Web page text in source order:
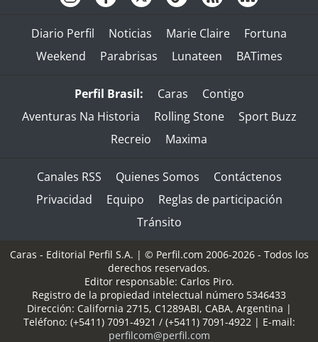
Diario Perfil Noticias Marie Claire
Fortuna
Weekend
Parabrisas Lunateen BATimes
Perfil Brasil: Caras
Contigo
Aventuras Na Historia
Rolling Stone
Sport Buzz
Recreio
Maxima
Canales RSS Quienes Somos
Contáctenos
Privacidad
Equipo
Reglas de participación
Tránsito
Caras - Editorial Perfil S.A. | © Perfil.com 2006-2026 - Todos los
derechos reservados.
Editor responsable: Carlos Piro.
Registro de la propiedad intelectual número 5346433
Dirección: California 2715, C1289ABI, CABA, Argentina |
Teléfono: (+5411) 7091-4921 / (+5411) 7091-4922| E-mail:
perfilcom@perfil.com